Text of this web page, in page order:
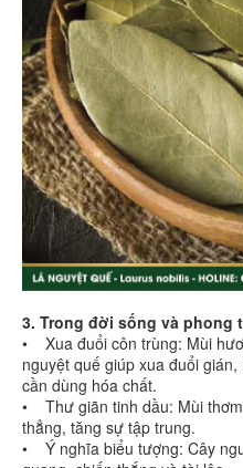
3. Trong đời sống và phong
• Xua đuổi côn trùng: Mùi
nguyệt quế giúp xua đuổi
cần dùng hóa chất.
• Thư giãn tinh dầu: Mùi
thẳng, tăng sự tập trung.
• Ý nghĩa biểu tượng: Cây